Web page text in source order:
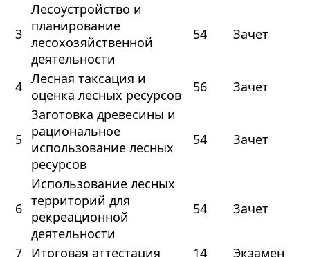
3
Лесоустройство и
планирование
лесохозяйственной
деятельности
54 Зачет
4 Лесная таксация и
оценка лесных ресурсов
56 Зачет
5
Заготовка древесины и
рациональное
использование лесных
ресурсов
54 Зачет
6
Использование лесных
территорий для
рекреационной
деятельности
54 Зачет
7 Итоговая аттестация 14
Экзамен